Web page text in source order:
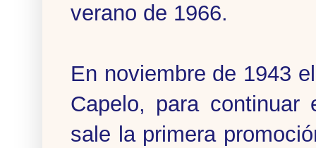
verano de 1966.
En noviembre de 1943
Capelo, para
sale la primera